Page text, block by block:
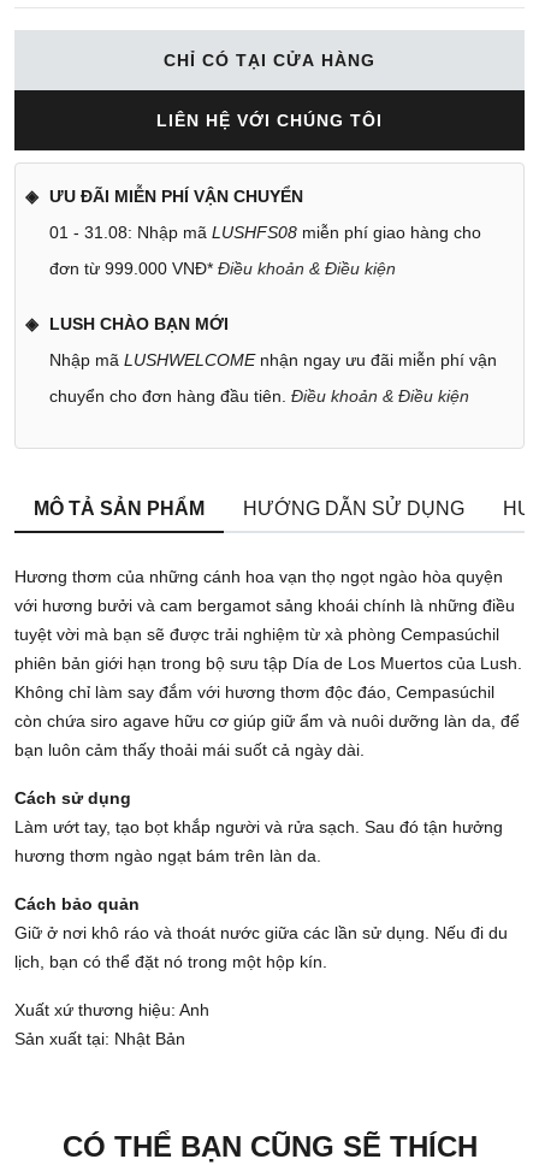
CHỈ CÓ TẠI CỬA HÀNG
LIÊN HỆ VỚI CHÚNG TÔI
ƯU ĐÃI MIỄN PHÍ VẬN CHUYỂN
01 - 31.08: Nhập mã LUSHFS08 miễn phí giao hàng cho
đơn từ 999.000 VNĐ* Điều khoản & Điều kiện
LUSH CHÀO BẠN MỚI
Nhập mã LUSHWELCOMEnhận ngay ưu đãi miễn phí vận
chuyển cho đơn hàng đầu tiên. Điều khoản & Điều kiện
MÔ TẢ SẢN PHẨM HƯỚNG DẪN SỬ DỤNG
Hương thơm của những cánh hoa vạn thọ ngọt ngào hòa quyện
với hương bưởi và cam bergamot sảng khoái chính là những điều
tuyệt vời mà bạn sẽ được trải nghiệm từ xà phòng Cempasúchil
phiên bản giới hạn trong bộ sưu tập Día de Los Muertos của Lush.
Không chỉ làm say đắm với hương thơm độc đáo, Cempasúchil
còn chứa siro agave hữu cơ giúp giữ ẩm và nuôi dưỡng làn da, để
bạn luôn cảm thấy thoải mái suốt cả ngày dài.
Cách sử dụng
Làm ướt tay, tạo bọt khắp người và rửa sạch. Sau đó tận hưởng
hương thơm ngào ngạt bám trên làn da.
Cách bảo quản
Giữ ở nơi khô ráo và thoát nước giữa các lần sử dụng. Nếu đi du
lịch, bạn có thể đặt nó trong một hộp kín.
Xuất xứ thương hiệu: Anh
Sản xuất tại: Nhật Bản
CÓ THỂ BẠN CŨNG SẼ THÍCH